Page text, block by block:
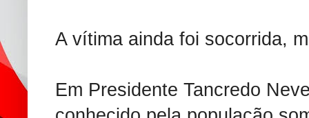
A vítima ainda foi socorrida,
Em Presidente Tancredo